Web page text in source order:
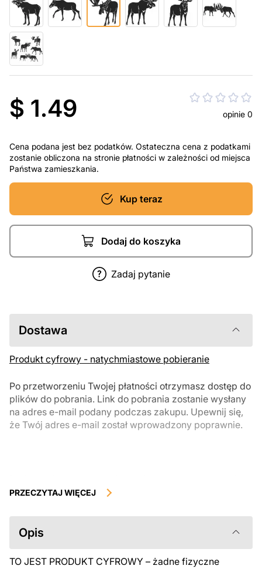
$ 1.49 opinie 0
Cena podana jest bez podatków. Ostateczna cena z podatkami
zostanie obliczona na stronie płatności w zależności od miejsca
Państwa zamieszkania.
Kup teraz
Dodaj do koszyka
Zadaj pytanie
Dostawa
Produkt cyfrowy - natychmiastowe pobieranie
Po przetworzeniu Twojej płatności otrzymasz dostęp do
plików do pobrania. Link do pobrania zostanie wysłany
na adres e-mail podany podczas zakupu. Upewnij się,
że Twój adres e-mail został wprowadzony poprawnie.
podlegają zwrotowi ani wymianie po ich pobraniu. Zalecamy
przed zakupem. Jeśli masz jakiekolwiek problemy z zamówieniem,
skontaktuj się bezpośrednio ze sprzedawcą.
PRZECZYTAJ WIĘCEJ
Opis
TO JEST PRODUKT CYFROWY – żadne fizyczne